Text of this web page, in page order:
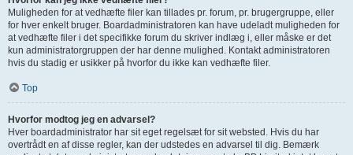
Muligheden for at vedhæfte filer kan tillades pr. forum, pr. brugergruppe, eller
for hver enkelt bruger. Boardadministratoren kan have udeladt muligheden for
at vedhæfte filer i det specifikke forum du skriver indlæg i, eller måske er det
kun administratorgruppen der har denne mulighed. Kontakt administratoren
hvis du stadig er usikker på hvorfor du ikke kan vedhæfte filer.
Top
Hvorfor modtog jeg en advarsel?
Hver boardadministrator har sit eget regelsæt for sit websted. Hvis du har
overtrådt en af disse regler, kan der udstedes en advarsel til dig. Bemærk